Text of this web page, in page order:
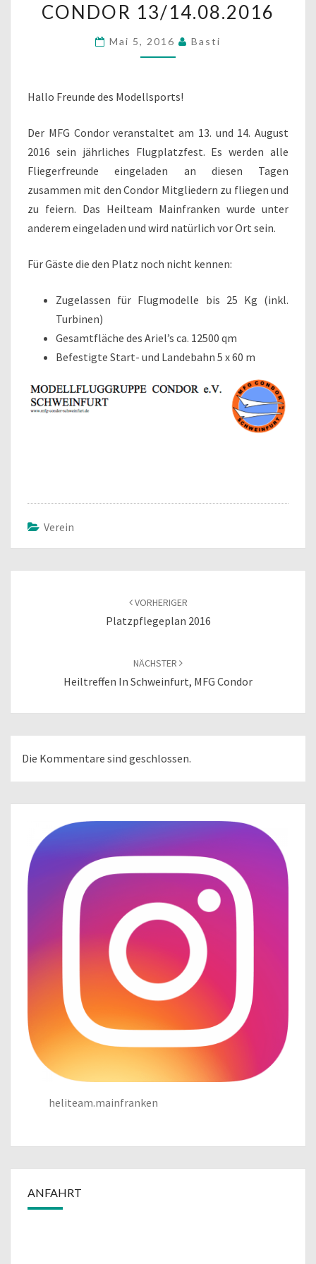
CONDOR
CONDOR 13/14.08.2016
Mai 5, 2016 Basti
Hallo Freunde des Modellsports!
Der MFG Condor veranstaltet am 13. und 14. August
2016 sein jährliches Flugplatzfest. Es werden alle
Fliegerfreunde eingeladen an diesen Tagen
zusammen mit den Condor Mitgliedern zu fliegen und
zu feiern. Das Heilteam Mainfranken wurde unter
anderem eingeladen und wird natürlich vor Ort sein.
Für Gäste die den Platz noch nicht kennen:
Zugelassen für Flugmodelle bis 25 Kg (inkl.
Turbinen)
Gesamtfläche des Ariel’s ca. 12500 qm
Befestigte Start- und Landebahn 5 x 60 m
Verein
VORHERIGER
Platzpflegeplan 2016
NÄCHSTER
Heiltreffen In Schweinfurt, MFG Condor
Die Kommentare sind geschlossen.
heliteam.mainfranken
ANFAHRT